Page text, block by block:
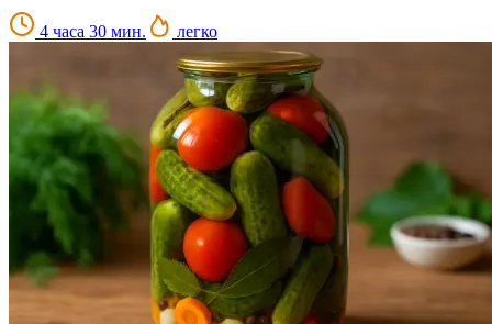
4 часа 30 мин. легко